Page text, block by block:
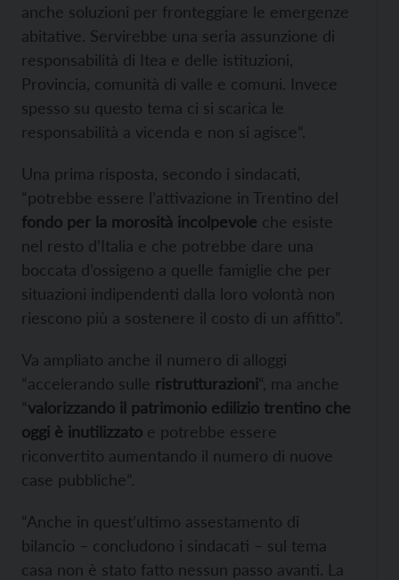
anche soluzioni per fronteggiare le emergenze
abitative. Servirebbe una seria assunzione di
responsabilità di Itea e delle istituzioni,
Provincia, comunità di valle e comuni. Invece
spesso su questo tema ci si scarica le
responsabilità a vicenda e non si agisce”.
Una prima risposta, secondo i sindacati,
“potrebbe essere l’attivazione in Trentino del
fondo per la morosità incolpevole che esiste
nel resto d’Italia e che potrebbe dare una
boccata d’ossigeno a quelle famiglie che per
situazioni indipendenti dalla loro volontà non
riescono più a sostenere il costo di un affitto”.
Va ampliato anche il numero di alloggi
“accelerando sulle ristrutturazioni“, ma anche
“valorizzando il patrimonio edilizio trentino che
oggi è inutilizzato e potrebbe essere
riconvertito aumentando il numero di nuove
case pubbliche”.
“Anche in quest’ultimo assestamento di
bilancio – concludono i sindacati – sul tema
casa non è stato fatto nessun passo avanti. La